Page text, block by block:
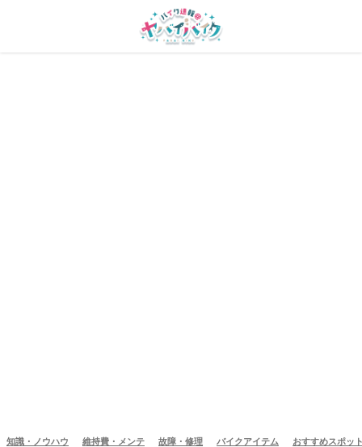
知識・ノウハウ 維持費・メンテ 故障・修理 バイクアイテム おすすめスポッ